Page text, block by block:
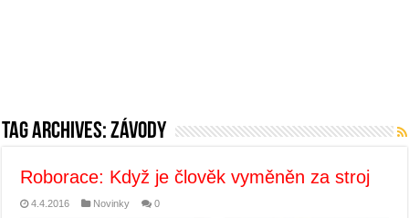
Tag Archives:závody
Roborace: Když je člověk vyměněn za stroj
4.4.2016 Novinky 0